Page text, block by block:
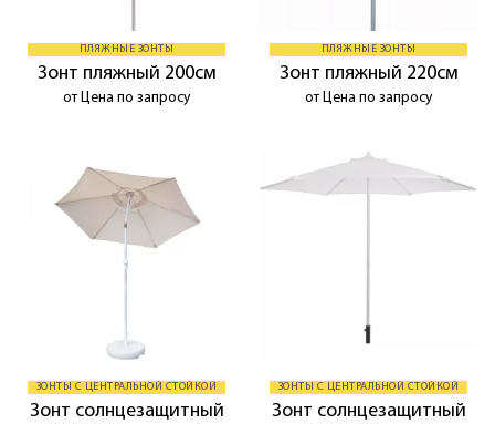
ПЛЯЖНЫЕ ЗОНТЫ
Зонт пляжный 200см
от Цена по запросу
ПЛЯЖНЫЕ ЗОНТЫ
Зонт пляжный 220см
от Цена по запросу
ЗОНТЫ С ЦЕНТРАЛЬНОЙ СТОЙКОЙ
Зонт солнцезащитный
ЗОНТЫ С ЦЕНТРАЛЬНОЙ СТОЙКОЙ
Зонт солнцезащитный